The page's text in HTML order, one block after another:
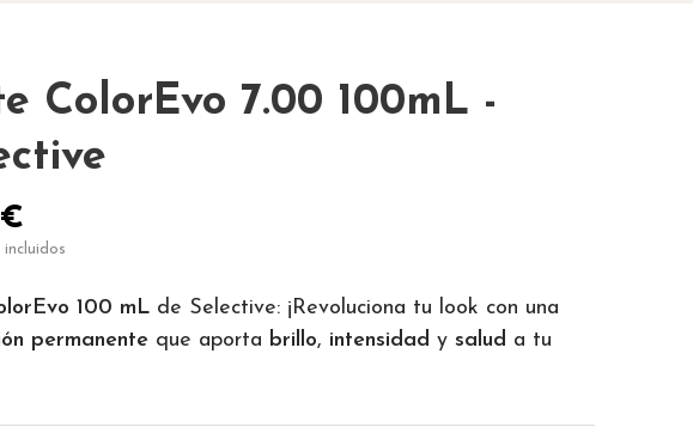
ColorEvo 7.00 100mL -
€
incluidos
100 mL de Selective: ¡Revoluciona tu look con una
permanente que aporta brillo, intensidad y salud a tu